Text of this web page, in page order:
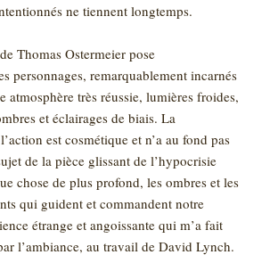
ne tiennent longtemps.
Thomas Ostermeier pose
personnages, remarquablement incarnés
atmosphère très réussie, lumières froides,
et éclairages de biais. La
est cosmétique et n’a au fond pas
de la pièce glissant de l’hypocrisie
chose de plus profond, les ombres et les
qui guident et commandent notre
étrange et angoissante qui m’a fait
l’ambiance, au travail de David Lynch.